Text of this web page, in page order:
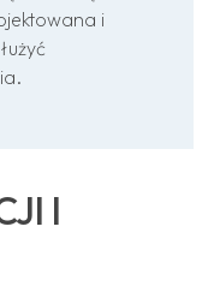
i
I